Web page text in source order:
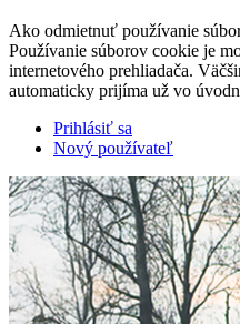
Ako odmietnuť používanie
Používanie súborov cookie je
internetového prehliadača.
automaticky prijíma už vo
Prihlásiť sa
Nový používateľ